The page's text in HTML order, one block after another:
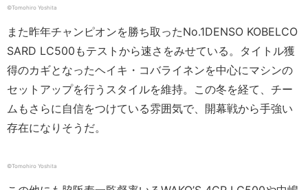
©︎Tomohiro Yoshita
また昨年チャンピオンを勝ち取ったNo.1DENSO KOBELCO
SARD LC500もテストから速さをみせている。タイトル獲
得のカギとなったヘイキ・コバライネンを中心にマシンの
セットアップを行うスタイルを維持。この冬を経て、チー
ムもさらに自信をつけている雰囲気で、開幕戦から手強い
存在になりそうだ。
©︎Tomohiro Yoshita